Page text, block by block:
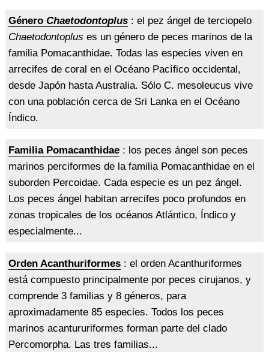
Género Chaetodontoplus: el pez ángel de terciopelo
Chaetodontoplus es un género de peces marinos de la
familia Pomacanthidae. Todas las especies viven en
arrecifes de coral en el Océano Pacífico occidental,
desde Japón hasta Australia. Sólo C. mesoleucus vive
con una población cerca de Sri Lanka en el Océano
Índico.
Familia Pomacanthidae: los peces ángel son peces
marinos perciformes de la familia Pomacanthidae en el
suborden Percoidae. Cada especie es un pez ángel.
Los peces ángel habitan arrecifes poco profundos en
zonas tropicales de los océanos Atlántico, Índico y
especialmente...
Orden Acanthuriformes: el orden Acanthuriformes
está compuesto principalmente por peces cirujanos, y
comprende 3 familias y 8 géneros, para
aproximadamente 85 especies. Todos los peces
marinos acantururiformes forman parte del clado
Percomorpha. Las tres familias...